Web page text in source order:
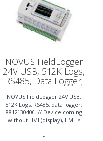
NOVUS FieldLogger
24V USB, 512K Logs,
RS485, Data Logger;
NOVUS FieldLogger 24V USB,
512K Logs, RS485, data logger;
8812130400. // Device coming
without HMI (display), HMI is
-